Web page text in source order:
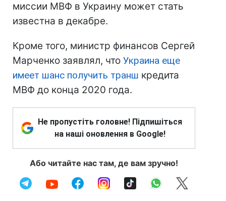
миссии МВФ в Украину может стать
известна в декабре.
Кроме того, министр финансов Сергей
Марченко заявлял, что Украина еще
имеет шанс получить транш кредита
МВФ до конца 2020 года.
Не пропустіть головне! Підпишіться
на наші оновлення в Google!
Або читайте нас там, де вам зручно!